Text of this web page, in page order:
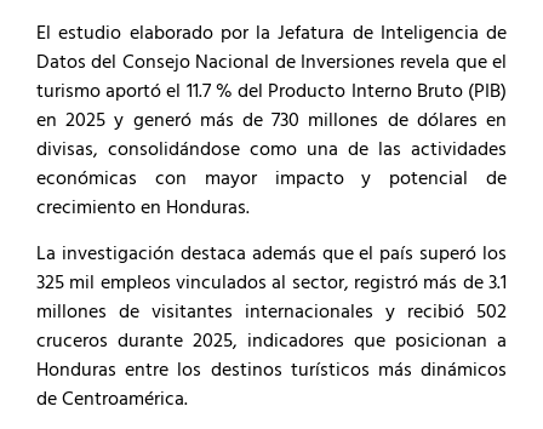
El estudio elaborado por la Jefatura de Inteligencia de
Datos del Consejo Nacional de Inversiones revela que el
turismo aportó el 11.7 % del Producto Interno Bruto (PIB)
en 2025 y generó más de 730 millones de dólares en
divisas, consolidándose como una de las actividades
económicas con mayor impacto y potencial de
crecimiento en Honduras.
La investigación destaca además que el país superó los
325 mil empleos vinculados al sector, registró más de 3.1
millones de visitantes internacionales y recibió 502
cruceros durante 2025, indicadores que posicionan a
Honduras entre los destinos turísticos más dinámicos
de Centroamérica.